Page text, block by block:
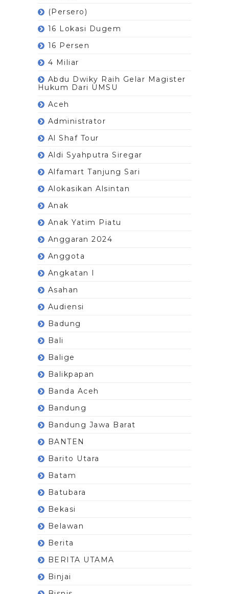
(Persero)
16 Lokasi Dugem
16 Persen
4 Miliar
Abdu Dwiky Raih Gelar Magister
Hukum Dari UMSU
Aceh
Administrator
Al Shaf Tour
Aldi Syahputra Siregar
Alfamart Tanjung Sari
Alokasikan Alsintan
Anak
Anak Yatim Piatu
Anggaran 2024
Anggota
Angkatan I
Asahan
Audiensi
Badung
Bali
Balige
Balikpapan
Banda Aceh
Bandung
Bandung Jawa Barat
BANTEN
Barito Utara
Batam
Batubara
Bekasi
Belawan
Berita
BERITA UTAMA
Binjai